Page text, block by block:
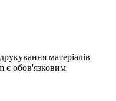
матеріалів
є обов'язковим